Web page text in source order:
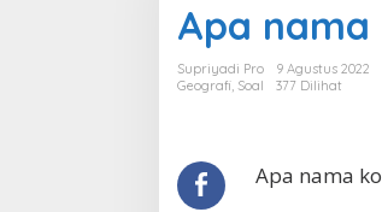
a
n
a
t
Apa
Supriyadi Pro
9 Agustus 2022
Geografi, Soal 377 Dilihat
Apa nama